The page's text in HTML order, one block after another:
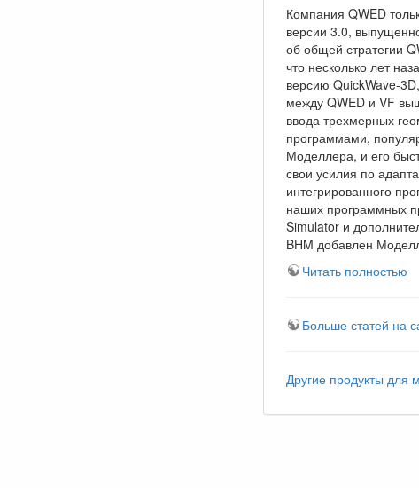
Компания QWED
версии 3.0,
об общей стратегии
что несколько лет
версию QuickWave-
между QWED и VF
ввода трехмерных
программами,
Моделлера, и его
свои усилия по
интегрированного
наших программных
Simulator и
BHM добавлен
Читать полностью
Больше статей на
Другие продукты для